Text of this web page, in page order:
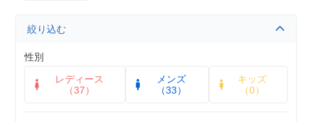
絞り込む
性別
レディース
（37）
メンズ
（33）
キッズ
（0）